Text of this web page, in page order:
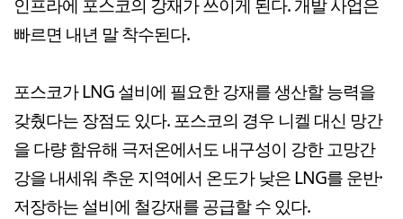
빠르면 내년 말 착수된다.
포스코가 LNG 설비에 필요한 강재를 생산할 능력을
갖췄다는 장점도 있다. 포스코의 경우 니켈 대신 망간
을 다량 함유해 극저온에서도 내구성이 강한 고망간
강을 내세워 추운 지역에서 온도가 낮은 LNG를 운반·
저장하는 설비에 철강재를 공급할 수 있다.